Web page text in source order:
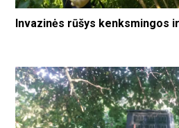
Invazinės rūšys kenksmingos